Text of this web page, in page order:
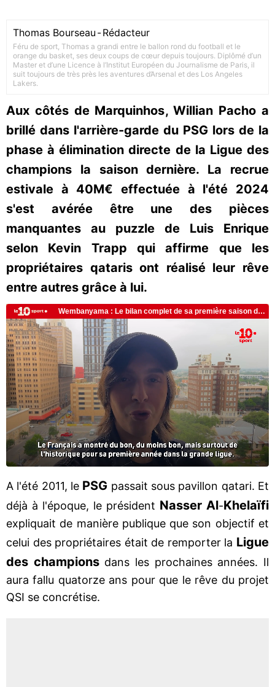
Thomas Bourseau -Rédacteur
Féru de sport, Thomas a grandi entre le ballon rond du football et le
orange du basket, ses deux coups de cœur depuis toujours. Diplômé d’un
Master et d’une Licence à l’Institut Européen du Journalisme de Paris, il
suit toujours de très près les aventures d’Arsenal et des Los Angeles
Lakers.
Aux côtés de Marquinhos, Willian Pacho a
brillé dans l'arrière-garde du PSG lors de la
phase à élimination directe de la Ligue des
champions la saison dernière. La recrue
estivale à 40M€ effectuée à l'été 2024
s'est avérée être une des pièces
manquantes au puzzle de Luis Enrique
selon Kevin Trapp qui affirme que les
propriétaires qataris ont réalisé leur rêve
entre autres grâce à lui.
A l'été 2011, le PSG passait sous pavillon qatari. Et
déjà à l'époque, le président Nasser Al-Khelaïfi
expliquait de manière publique que son objectif et
celui des propriétaires était de remporter la Ligue
des champions dans les prochaines années. Il
aura fallu quatorze ans pour que le rêve du projet
QSI se concrétise.